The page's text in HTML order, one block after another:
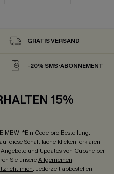
GRATIS VERSAND
-20% SMS-ABONNEMENT
15%
MBW! *Ein Code pro Bestellung.
diese Schaltfläche klicken, erklären
und Updates von Cupshe per
Sie unsereAllgemeinen
. Jederzeit abbestellen.